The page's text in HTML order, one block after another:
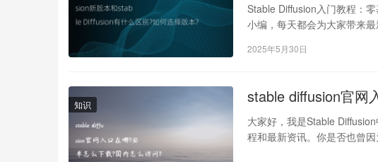
Stable Diffusion入门教程：
小编，每天都会为大家带来
2025年5月30日
知识 stable diffusion官网
大家好，我是Stable
程和最新资讯。你是否也曾